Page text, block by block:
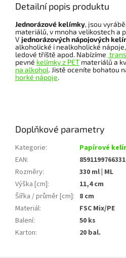
Detailní popis produktu
Jednorázové kelímky, jsou
materiálů, v mnoha velikostech a
V jednorázových nápojových
alkoholické i nealkoholické
ledové tříště apod. Nabízíme
pevné kelímky z PET materiálů a
na alkohol. Jistě oceníte bohatou
horké nápoje.
Doplňkové parametry
Kategorie:
Papírové
EAN:
8591199766331
Rozměry:
330 ml | ML
Výška [cm]:
11,4 cm
Šířka / průměr [cm]: 8 cm
Materiál:
FSC Mix/PE
Balení:
50 ks
Karton: 20 bal.